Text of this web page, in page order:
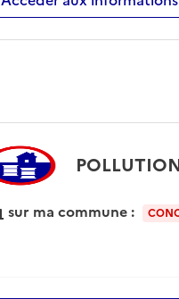
sur ma commune :